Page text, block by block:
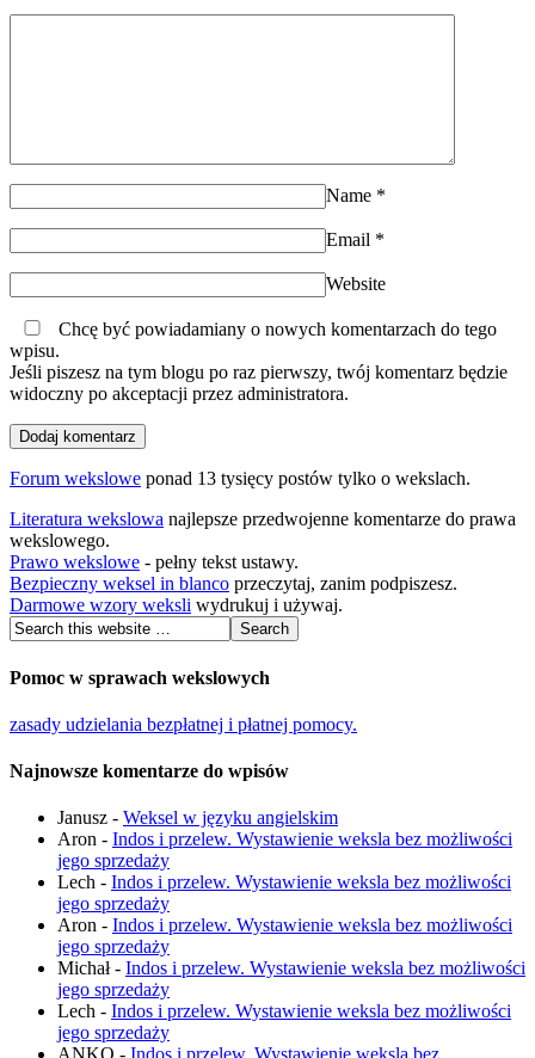
Name *
Email *
Website
Chcę być powiadamiany o nowych komentarzach do tego
wpisu.
Jeśli piszesz na tym blogu po raz pierwszy, twój komentarz będzie
widoczny po akceptacji przez administratora.
Forum wekslowe ponad 13 tysięcy postów tylko o wekslach.
Literatura wekslowa najlepsze przedwojenne komentarze do prawa
wekslowego.
Prawo wekslowe - pełny tekst ustawy.
Bezpieczny weksel in blanco przeczytaj, zanim podpiszesz.
Darmowe wzory weksli wydrukuj i używaj.
Pomoc w sprawach wekslowych
zasady udzielania bezpłatnej i płatnej pomocy.
Najnowsze komentarze do wpisów
Janusz - Weksel w języku angielskim
Aron - Indos i przelew. Wystawienie weksla bez możliwości
jego sprzedaży
Lech - Indos i przelew. Wystawienie weksla bez możliwości
jego sprzedaży
Aron - Indos i przelew. Wystawienie weksla bez możliwości
jego sprzedaży
Michał- Indos i przelew. Wystawienie weksla bez możliwości
jego sprzedaży
Lech - Indos i przelew. Wystawienie weksla bez możliwości
jego sprzedaży